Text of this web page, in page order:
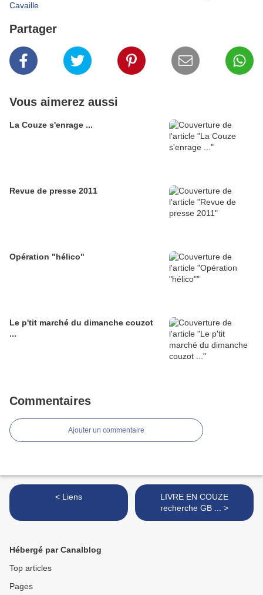
Cavaille
Partager
Vous aimerez aussi
La Couze s'enrage ...
Revue de presse 2011
Opération "hélico"
Le p'tit marché du dimanche couzot
...
Commentaires
Ajouter un commentaire
< Liens
LIVRE EN COUZE
recherche GB ... >
Hébergé par Canalblog
Top articles
Pages